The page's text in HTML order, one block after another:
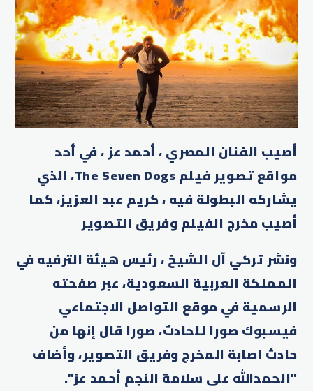
أصيب الفنان المصري ، أحمد عز ، في أحد
مواقع تصوير فيلم The Seven Dogs، الذي
يشاركه البطولة فيه ، كريم عبد العزيز، كما
أصيب مخرج الفيلم وفريق التصوير
ونشر تركي آل الشيخ ، رئيس هيئة الترفيه في
المملكة العربية السعودية، عبر صفحته
الرسمية في موقع التواصل الاجتماعي
فيسبوك صورا للحادث، صورا قال إنها من
حادث اصابة المخرج وفريق التصوير، وأضاف
"الحمدالله على سلامة النجم أحمد عز".